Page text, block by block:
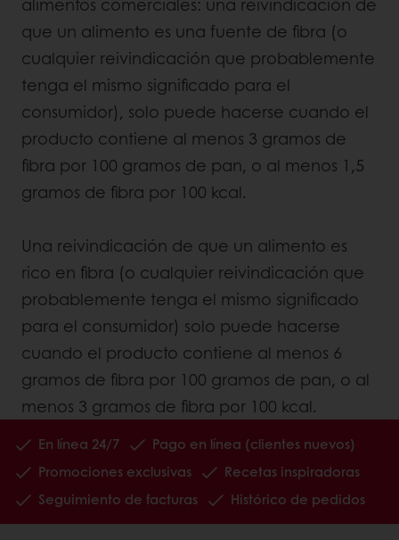
que un alimento es una fuente de fibra (o
cualquier reivindicación que probablemente
tenga el mismo significado para el
consumidor), solo puede hacerse cuando el
producto contiene al menos 3 gramos de
fibra por 100 gramos de pan, o al menos 1,5
gramos de fibra por 100 kcal.
Una reivindicación de que un alimento es
rico en fibra (o cualquier reivindicación que
probablemente tenga el mismo significado
para el consumidor) solo puede hacerse
cuando el producto contiene al menos 6
gramos de fibra por 100 gramos de pan, o al
menos 3 gramos de fibra por 100 kcal.
En línea 24/7
Pago en línea (clientes nuevos)
Promociones exclusivas
Recetas inspiradoras
Seguimiento de facturas
Histórico de pedidos